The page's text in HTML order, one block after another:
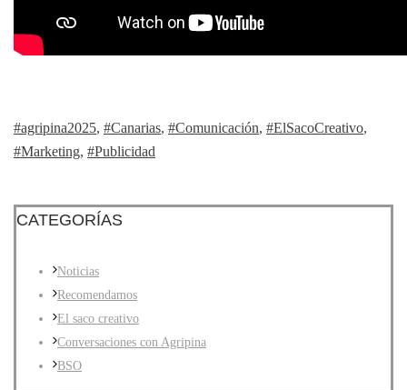
#agripina2025, #Canarias, #Comunicación, #ElSacoCreativo,
#Marketing, #Publicidad
CATEGORÍAS
Noticias
Recomendamos
El saco creativo
Conversaciones con Agripina
BSO